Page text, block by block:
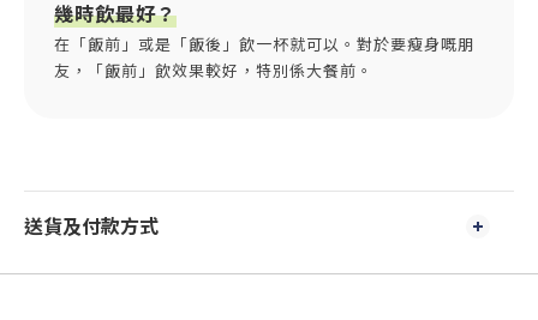
幾時飲最好？
在「飯前」或是「飯後」飲一杯就可以。對於要瘦身嘅朋
友，「飯前」飲效果較好，特別係大餐前。
送貨及付款方式